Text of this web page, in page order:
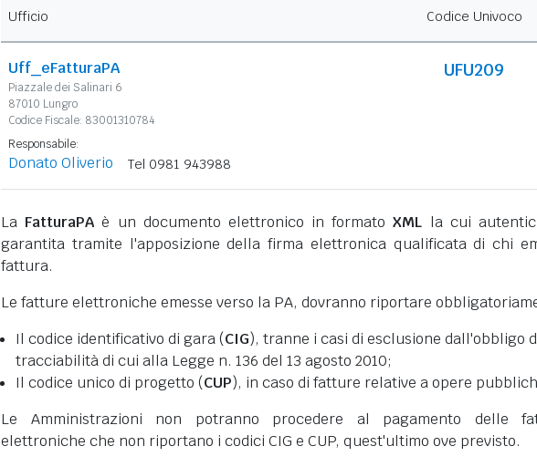
Ufficio Codice Univoco
Uff_eFatturaPA
Piazzale dei Salinari 6
87010 Lungro
Codice Fiscale: 83001310784
UFU209
Responsabile:
Donato Oliverio Tel 0981 943988
La FatturaPA è un documento elettronico in formatoXML la cui
garantita tramite l'apposizione della firma elettronica qualificata di chi
fattura.
Le fatture elettroniche emesse verso la PA, dovranno riportare
Il codice identificativo di gara (CIG), tranne i casi di esclusione dall'obbligo
tracciabilità di cui alla Legge n. 136 del 13 agosto 2010;
Il codice unico di progetto (CUP), in caso di fatture relative a opere
Le Amministrazioni non potranno procedere al pagamento delle
elettroniche che non riportano i codici CIG e CUP, quest'ultimo ove previsto.